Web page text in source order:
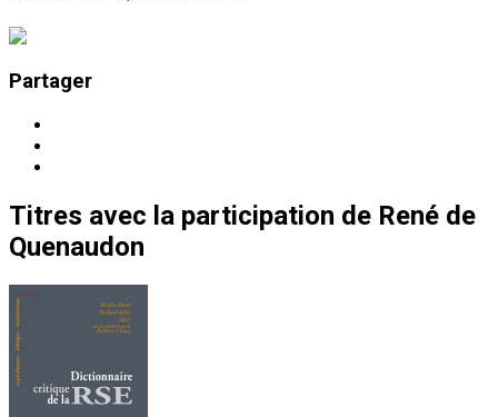
Partager
Titres avec la participation de René de
Quenaudon